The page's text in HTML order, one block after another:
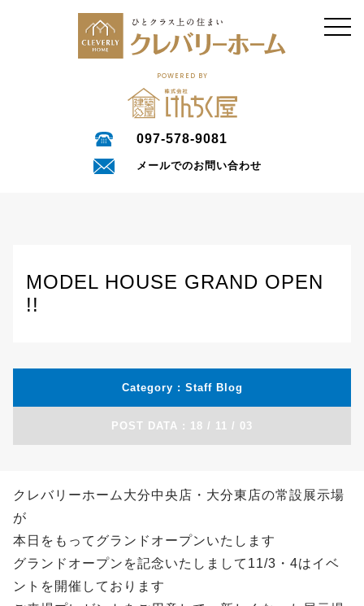
POWERED BY
097-578-9081
メールでのお問い合わせ
MODEL HOUSE GRAND OPEN
!!
Category : Blog
POST DATA : 18 / 11 / 03
クレバリーホーム大分中央店・大分東店の常設展示場
が
本日をもってグランドオープンいたします
グランドオープンを記念いたしまして11/3・4はイベ
ントを開催しております